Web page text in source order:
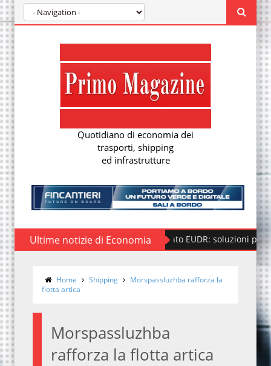
Quotidiano di economia dei
trasporti, shipping
ed infrastrutture
Ultime notizie di EconomiaRegolamento EUDR: soluzioni per la
Home Shipping
Morspassluzhba rafforza la
flotta artica
Morspassluzhba
rafforza la flotta artica